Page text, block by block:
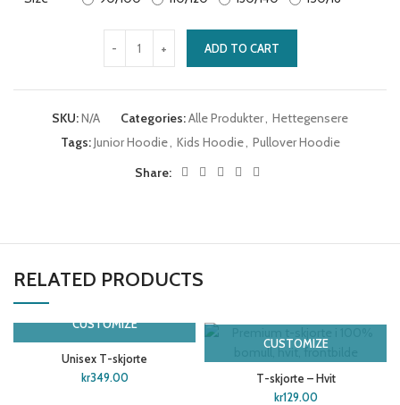
ADD TO CART
SKU:N/A Categories:Alle Produkter Hettegensere
Tags:Junior Hoodie Kids Hoodie Pullover Hoodie
Share:
RELATED PRODUCTS
CUSTOMIZE
Unisex T-skjorte
kr349.00
CUSTOMIZE
T-skjorte – Hvit
kr129.00